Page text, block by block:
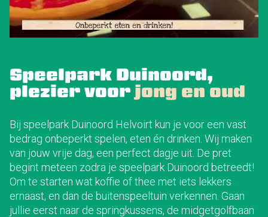
Speelpark Duinoord,
plezier voor jong en oud
Bij speelpark Duinoord Helvoirt kun je voor een vast
bedrag onbeperkt spelen, eten én drinken. Wij maken
van jouw vrije dag, een perfect dagje uit. De pret
begint meteen zodra je speelpark Duinoord betreedt!
Om te starten wat koffie of thee met iets lekkers
ernaast, en dan de buitenspeeltuin verkennen. Gaan
jullie eerst naar de springkussens, de midgetgolfbaan